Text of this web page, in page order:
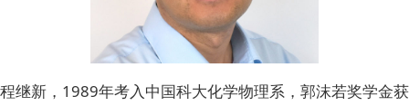
程继新，1989年考入中国科大化学物理系，郭沫若奖学金获